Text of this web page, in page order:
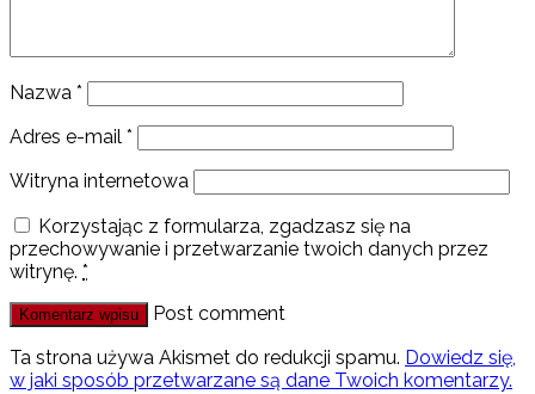
Nazwa *
Adres e-mail *
Witryna internetowa
Korzystając z formularza, zgadzasz się na
przechowywanie i przetwarzanie twoich danych przez
witrynę. *
Post comment
Ta strona używa Akismet do redukcji spamu. Dowiedz się,
w jaki sposób przetwarzane są dane Twoich komentarzy.